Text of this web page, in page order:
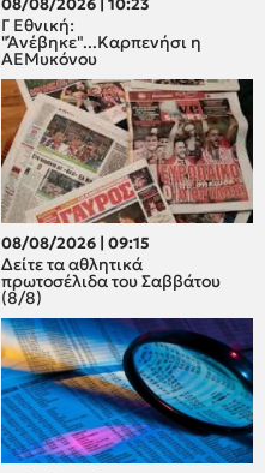
Γ Εθνική:
"Άνέβηκε"...Καρπενήσι η
ΑΕΜυκόνου
08/08/2026 | 09:15
Δείτε τα αθλητικά
πρωτοσέλιδα του Σαββάτου
(8/8)